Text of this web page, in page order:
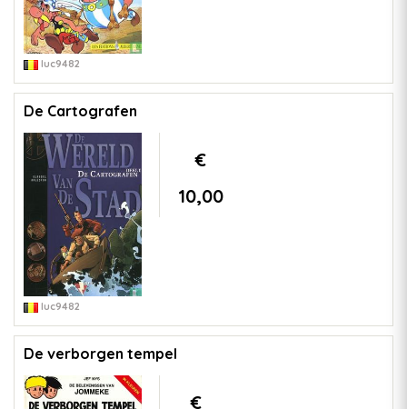
luc9482
De Cartografen
€
10,00
luc9482
De verborgen tempel
€